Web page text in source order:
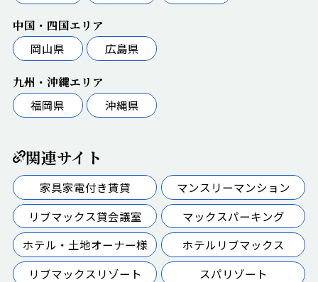
中国・四国エリア
岡山県
広島県
九州・沖縄エリア
福岡県
沖縄県
関連サイト
家具家電付き賃貸
マンスリーマンション
リブマックス貸会議室
マックスパーキング
ホテル・土地オーナー様
ホテルリブマックス
リブマックスリゾート
スパリゾート